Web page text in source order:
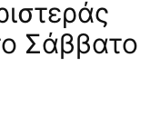
Σάββατο